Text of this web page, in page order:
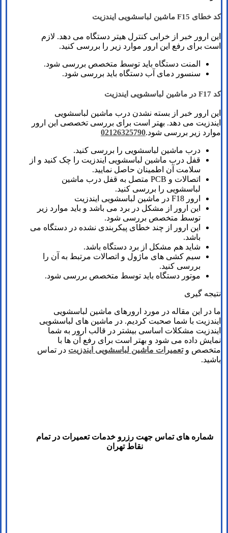
کد خطای F15 ماشین لباسشویی ایندزیت
این ارور خبر از خرابی کنترل هیتر دستگاه می دهد. لازم
است برای رفع این ارور موارد زیر را بررسی کنید.
المنت دستگاه باید توسط متخصص بررسی شود.
سنسور دمای آب دستگاه باید بررسی شود.
کد F17 در ماشین لباسشویی ایندزیت
این ارور خبر از بسته نشدن درب ماشین لباسشویی
ایندزیت می دهد. بهتر است برای بررسی تخصصی این ارور
موارد زیر بررسی شود.02126325790
درب ماشین لباسشویی را بررسی کنید.
قفل درب ماشین لباسشویی ایندزیت را چک کنید و از
سلامت آن اطمینان حاصل نمایید.
اتصالات و PCB متصل به قفل درب ماشین
لباسشویی را بررسی کنید.
ارور F18 در ماشین لباسشویی ایندزیت
این ارور از مشکل در برد می باشد و باید موارد زیر
توسط متخصص بررسی شود.
این ارور از چند خطای پیکربندی نشده در دستگاه می
باشد.
شاید هم مشکل از برد دستگاه باشد.
سیم کشی های ماژول و اتصالات مرتبط به آن را
بررسی کنید.
موتور دستگاه باید توسط متخصص بررسی شود.
نتیجه گیری
ما در این مقاله در مورد ارورهای ماشین لباسشویی
ایندزیت با شما صحبت کردیم. در ماشین های لباسشویی
ایندزیت مشکلات اساسی بیشتر در قالب ارور به شما
نمایش داده می شود و بهتر است برای رفع آن ها با
متخصص وتعمیرات ماشین لباسشویی ایندزیت در تماس
باشید.
شماره های تماس​ جهت رزرو خدمات تعمیرات در تمام
نقاط تهران